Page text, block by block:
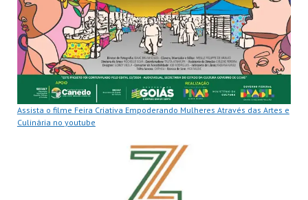
Assista o filme Feira Criativa Empoderando Mulheres Através das Artes e
Culinária no youtube